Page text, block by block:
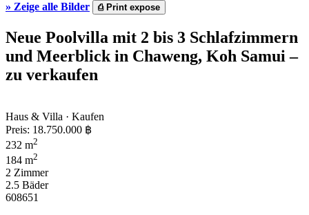
» Zeige alle Bilder ⎙Print expose
Neue Poolvilla mit 2 bis 3 Schlafzimmern
und Meerblick in Chaweng, Koh Samui –
zu verkaufen
Haus & Villa · Kaufen
Preis: 18.750.000 ฿
232 m2
184 m2
2 Zimmer
2.5 Bäder
608651